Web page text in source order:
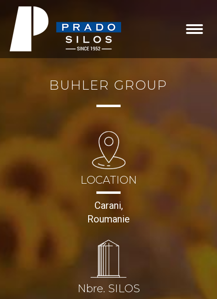
BUHLER GROUP
LOCATION
Carani,
Roumanie
Nbre. SILOS